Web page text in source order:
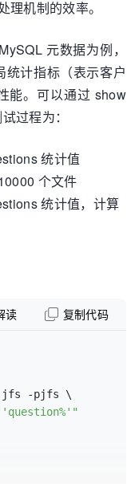
机制的效率。
元数据为例，
计指标（表示客户
能。可以通过 show
过程为：
统计值
个文件
统计值，计算
jfs -pjfs \
读 复制代码